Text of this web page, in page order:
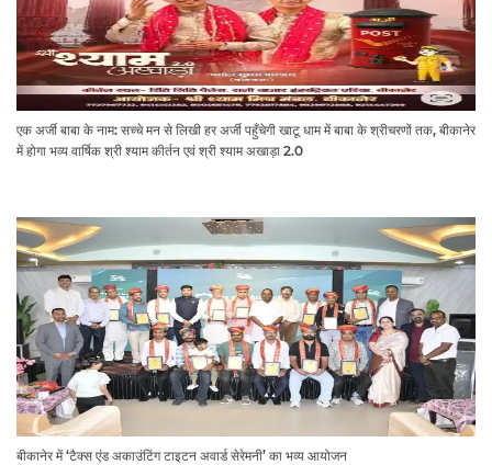
एक अर्जी बाबा के नाम: सच्चे मन से लिखी हर अर्जी पहुँचेगी खाटू धाम में बाबा के श्रीचरणों तक, बीकानेर
में होगा भव्य वार्षिक श्री श्याम कीर्तन एवं श्री श्याम अखाड़ा 2.0
बीकानेर में ‘टैक्स एंड अकाउंटिंग टाइटन अवार्ड सेरेमनी’ का भव्य आयोजन